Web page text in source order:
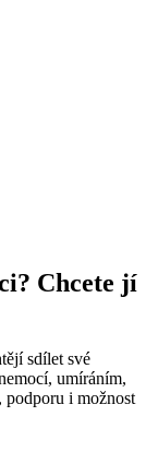
Chcete jí
sdílet své
umíráním,
podporu i možnost